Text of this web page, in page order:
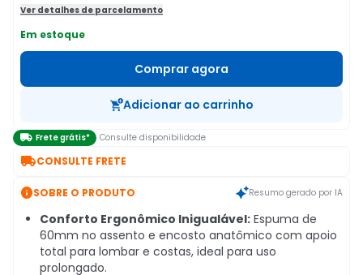
Ver detalhes de parcelamento
Em estoque
Comprar agora
Adicionar ao carrinho
 Frete grátis* Consulte disponibilidade
CONSULTE FRETE
SOBRE O PRODUTO Resumo gerado por IA
Conforto Ergonômico Inigualável: Espuma de
60mm no assento e encosto anatômico com apoio
total para lombar e costas, ideal para uso
prolongado.